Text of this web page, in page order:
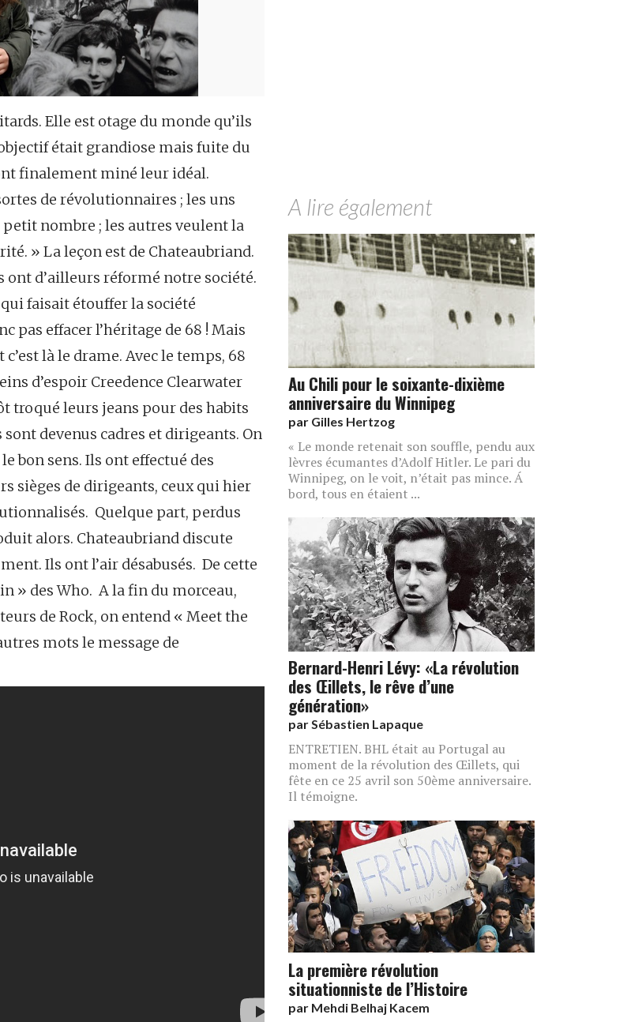
Elle est otage du monde qu’ils
était grandiose mais fuite du
finalement miné leur idéal.
de révolutionnaires ; les uns
petit nombre ; les autres veulent la
» La leçon est de Chateaubriand.
ont d’ailleurs réformé notre société.
faisait étouffer la société
pas effacer l’héritage de 68 ! Mais
là le drame. Avec le temps, 68
d’espoir Creedence Clearwater
troqué leurs jeans pour des habits
devenus cadres et dirigeants. On
bon sens. Ils ont effectué des
sièges de dirigeants, ceux qui hier
Quelque part, perdus
alors. Chateaubriand discute
Ils ont l’air désabusés. De cette
» des Who. A la fin du morceau,
de Rock, on entend « Meet the
mots le message de
A lire également
Au Chili pour le soixante-dixième
anniversaire du Winnipeg
par Gilles Hertzog
« Le monde retenait son souffle, pendu aux
lèvres écumantes d’Adolf Hitler. Le pari du
Winnipeg, on le voit, n’était pas mince. Á
bord, tous en étaient ...
Bernard-Henri Lévy: «La révolution
des Œillets, le rêve d’une
génération»
par Sébastien Lapaque
ENTRETIEN. BHL était au Portugal au
moment de la révolution des Œillets, qui
fête en ce 25 avril son 50ème anniversaire.
Il témoigne.
La première révolution
situationniste de l’Histoire
par Mehdi Belhaj Kacem